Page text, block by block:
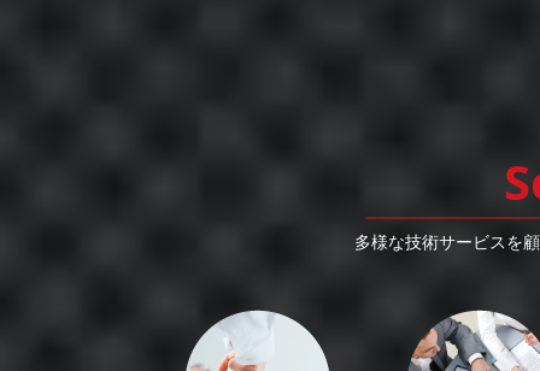
多様な技術サービスを